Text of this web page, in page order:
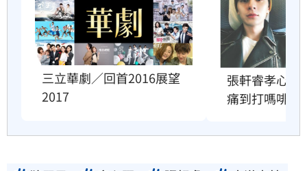
三立華劇／回首2016展望
2017
張軒睿孝心曝
痛到打嗎啡